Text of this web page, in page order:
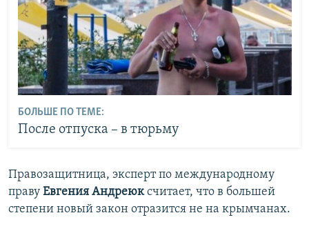
БОЛЬШЕ ПО ТЕМЕ:
После отпуска – в тюрьму
Правозащитница, эксперт по международному
праву Евгения Андреюксчитает, что в большей
степени новый закон отразится не на крымчанах.